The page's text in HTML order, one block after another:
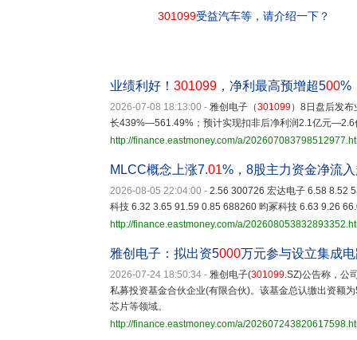
301099受益汽车等，请介绍一下？
业绩利好！ 301099 ，净利最高预增超500%
2026-07-08 18:13:00 - 雅创电子（301099）8日盘后发
长439%—561.49%；预计实现扣非后净利润2.1亿元
http://finance.eastmoney.com/a/
MLCC概念上涨7.01%，8股主力资金净流
2026-08-05 22:04:00 - 2.56 300726 宏达电子 6.58 8.52
科技 6.32 3.65 91.59 0.85 688260 昀冢科技 6.63 9.26
http://finance.eastmoney.com/a/
雅创电子：拟出资5000万元参与设立集成
2026-07-24 18:50:34 - 雅创电子(301099.SZ)公告称，公
私募投资基金合伙企业(有限合伙)。该基金总认缴出资额
芯片等领域。
http://finance.eastmoney.com/a/